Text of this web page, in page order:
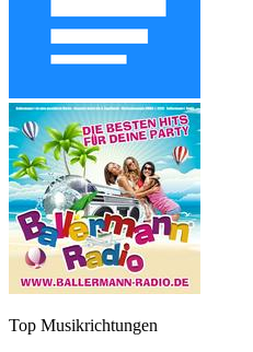
Top Musikrichtungen